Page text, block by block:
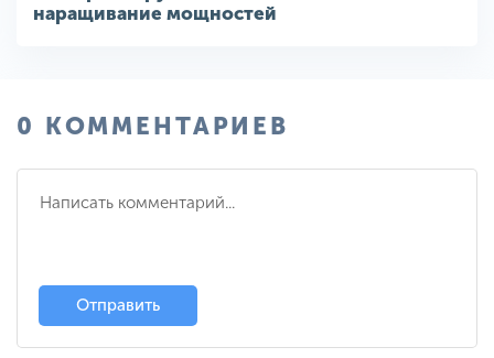
наращивание мощностей
0 КОММЕНТАРИЕВ
Отправить